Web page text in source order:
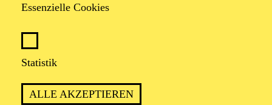
Essenzielle Cookies
Statistik
ALLE AKZEPTIEREN